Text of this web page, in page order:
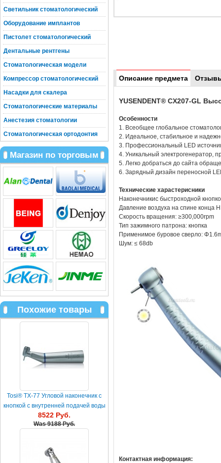
Описание предмета
YUSENDENT® CX207-GL
Особенности
1. Всеобщее глобальное
2. Идеальное, стабильное и
3. Профессиональный LED
4. Уникальный электрогенератор,
5. Легко добраться до сайта
6. Зарядный дизайн переносной
Технические харастерисники
Наконечникис быстроходной
Давление воздуха на спине конца
Скорость вращения: ≥300,000rpm
Тип зажимного патрона: кнопка
Применимое буровое сверло:
Шум: ≤ 68db
Контактная информация:
Светильник стоматологический
Оборудование имплантов
Пистолет стоматологический
Дентальные рентгены
Стоматологическая модели
Компрессор стоматологический
Насадки для скалера
Стоматологические материалы
Анестезия стоматологии
Стоматологическая ортодонтия
Магазин по торговым
Похожие товары
Tosi® TX-77 Угловой наконечник c
кнопкой с внутренней подачей воды
8522 Руб.
Was9188 Руб.